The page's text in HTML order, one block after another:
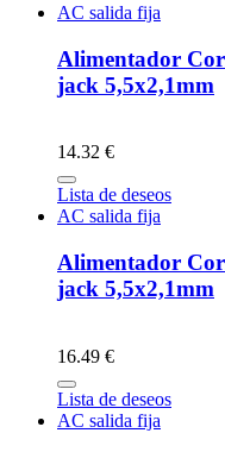
AC salida fija
Alimentador
jack 5,5x2,1mm
14.32 €
Lista de deseos
AC salida fija
Alimentador
jack 5,5x2,1mm
16.49 €
Lista de deseos
AC salida fija